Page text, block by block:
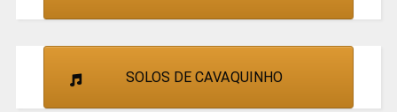
SOLOS DE CAVAQUINHO